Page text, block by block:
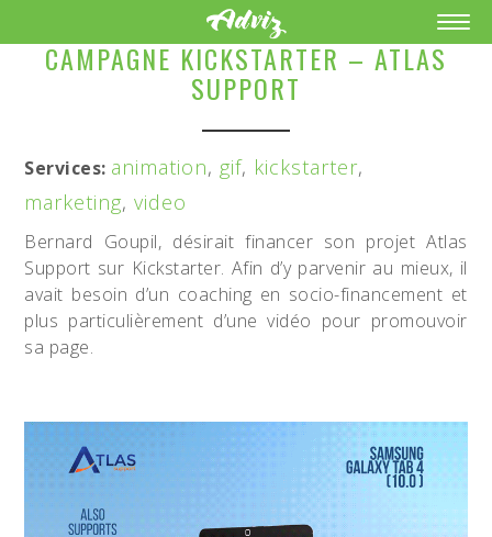
CAMPAGNE KICKSTARTER – ATLAS
SUPPORT
Services: animation, gif, kickstarter,
marketing,video
Bernard Goupil, désirait financer son projet Atlas
Support sur Kickstarter. Afin d’y parvenir au mieux, il
avait besoin d’un coaching en socio-financement et
plus particulièrement d’une vidéo pour promouvoir
sa page.